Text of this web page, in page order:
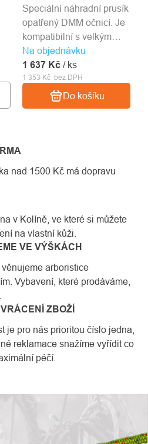
Na objednávku
1 353 Kč bez DPH
1 637 Kč / ks
Do košíku
Speciální náhradní prusík
opatřený DMM očnicí. Je
kompatibilní s velkým
kužílkem. Vhodný pro
cambium saver
FImblSAVER.
nad 1500 Kč má dopravu
v Kolíně, ve které si můžete
na vlastní kůži.
VE VÝŠKÁCH
arboristice
Vybavení, které prodáváme,
ZBOŽÍ
je pro nás prioritou číslo jedna,
reklamace snažíme vyřídit co
péčí.